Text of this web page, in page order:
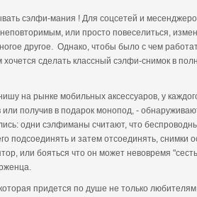
сэлфи-мания ! Для соцсетей и
или просто повеселиться,
другое. Однако, чтобы было с чем
сделать классный сэлфи-снимок в
на рынке мобильных аксессуаров, у
получив в подарок монопод, -
одни сэлфиманы считают, что
подсоединять и затем отсоединять,
или бояться что он может невовремя
придется по душе не только